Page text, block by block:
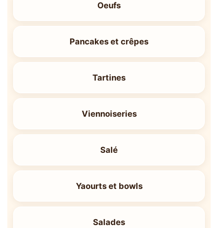
Oeufs
Pancakes et crêpes
Tartines
Viennoiseries
Salé
Yaourts et bowls
Salades